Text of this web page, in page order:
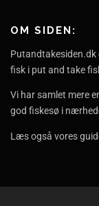
OM SIDEN:
Putandtakesiden.dk
fisk i put and take
Vi har samlet mere
god fiskesø i
Læs også vores